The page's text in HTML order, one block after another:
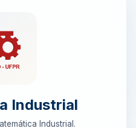
Industrial
Industrial.